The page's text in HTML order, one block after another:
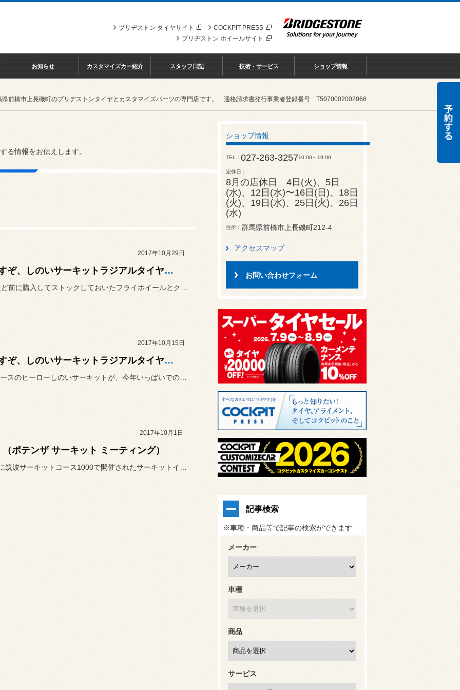
COCKPIT PRESS
ブリヂストン タイヤサイト
ブリヂストン ホイールサイト
お知らせ カスタマイズカー紹介 スタッフ日記 技術・サービス ショップ情報
県前橋市上長磯町のブリヂストンタイヤとカスタマイズパーツの専門店です。 適格請求書発行事業者登録番号 T5070002002066
る情報をお伝えします。
2017年10月29日
目指すぞ、しのいサーキットラジアルタイヤレコードその2 クラッチ、フライホイール編
2017年10月15日
目指すぞ、しのいサーキットラジアルタイヤレコードその1 ブレーキ廻り前編
2017年10月1日
ポテンザ サーキット ミーティング）
ショップ情報
TEL 027-263-325710:00～19:00
定休日
8月の店休日 4日(火)、5日
(水)、12日(水)〜16日(日)、18日
(火)、19日(水)、25日(火)、26日
(水)
住所 群馬県前橋市上長磯町212-4
アクセスマップ
お問い合わせフォーム
記事検索
※車種・商品等で記事の検索ができます
メーカー
車種
商品
サービス